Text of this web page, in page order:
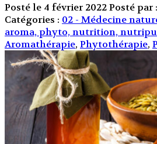
Posté le 4 février 2022Posté
Catégories : 02 - Médecine
aroma, phyto, nutrition,
Aromathérapie, Phytothérapie,